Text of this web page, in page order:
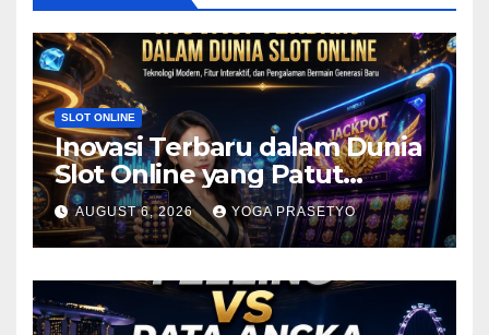
SLOT ONLINE
Inovasi Terbaru dalam Dunia
Slot Online yang Patut
Diketahui
AUGUST 6, 2026 YOGA PRASETYO